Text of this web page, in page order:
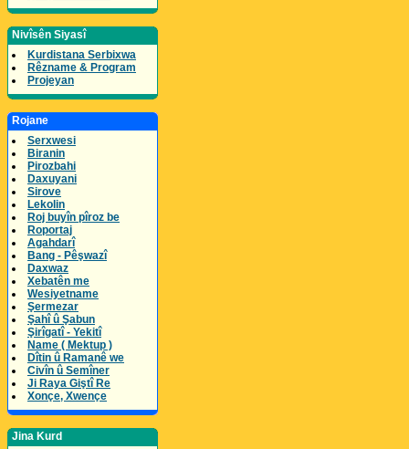
Nivîsên Siyasî
Kurdistana Serbixwa
Rêzname & Program
Projeyan
Rojane
Serxwesi
Biranin
Pirozbahi
Daxuyani
Sirove
Lekolin
Roj buyîn pîroz be
Roportaj
Agahdarî
Bang - Pêşwazî
Daxwaz
Xebatên me
Wesiyetname
Şermezar
Şahî û Şabun
Şirîgatî - Yekitî
Name ( Mektup )
Dîtin û Ramanê we
Civîn û Semîner
Ji Raya Giştî Re
Xonçe, Xwençe
Jina Kurd